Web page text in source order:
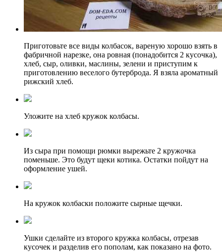
Приготовьте все виды колбасок, вареную хорошо взять в
фабричной нарезке, она ровная (понадобится 2 кусочка),
хлеб, сыр, оливки, маслины, зелени и приступим к
приготовлению веселого бутерброда. Я взяла ароматный
рижский хлеб.
Уложите на хлеб кружок колбасы.
Из сыра при помощи рюмки вырежьте 2 кружочка
поменьше. Это будут щеки котика. Остатки пойдут на
оформление ушей.
На кружок колбаски положите сырные щечки.
Ушки сделайте из второго кружка колбасы, отрезав
кусочек и разделив его пополам, как показано на фото.